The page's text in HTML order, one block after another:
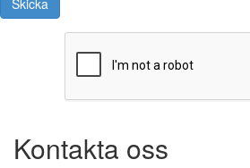
Kontakta oss